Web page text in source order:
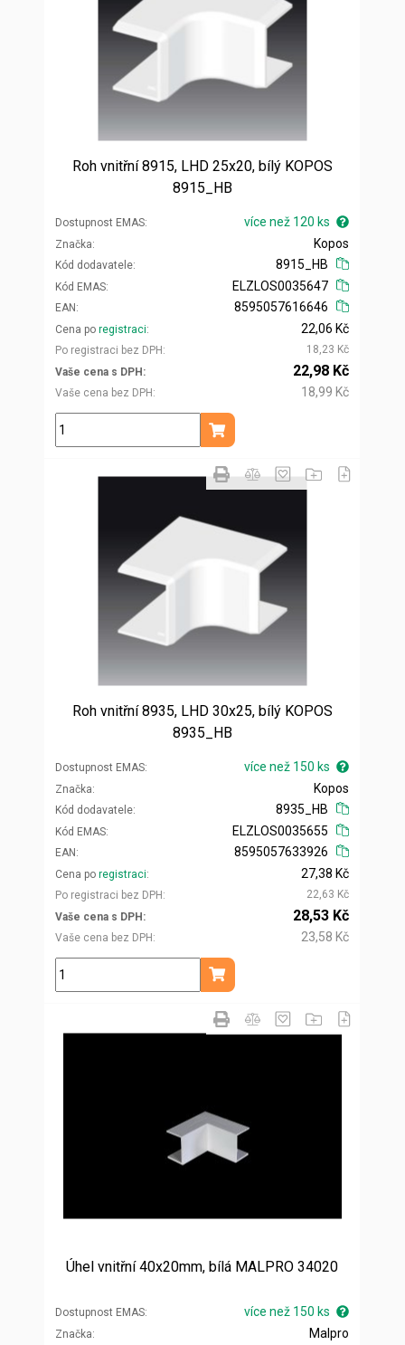
Roh vnitřní 8915, LHD 25x20, bílý KOPOS
8915_HB
Dostupnost EMAS více než 120 ks
Značka
Kód dodavatele
Kopos
8915_HB
Kód EMAS
EAN
ELZLOS0035647
8595057616646
Cena po registraci
Po registraci bez DPH
22,06 Kč
18,23 Kč
Vaše cena s DPH
Vaše cena bez DPH
22,98 Kč
18,99 Kč
ks
Přidat do košíku
Roh vnitřní 8935, LHD 30x25, bílý KOPOS
8935_HB
Dostupnost EMAS více než 150 ks
Značka
Kód dodavatele
Kopos
8935_HB
Kód EMAS
EAN
ELZLOS0035655
8595057633926
Cena po registraci
Po registraci bez DPH
27,38 Kč
22,63 Kč
Vaše cena s DPH
Vaše cena bez DPH
28,53 Kč
23,58 Kč
ks
Přidat do košíku
Úhel vnitřní 40x20mm, bílá MALPRO 34020
Dostupnost EMAS více než 150 ks
Značka
Malpro